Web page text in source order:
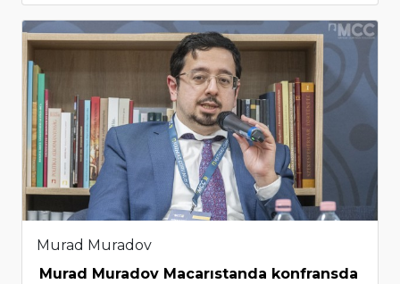
Murad Muradov
Murad Muradov Macarıstanda konfransda